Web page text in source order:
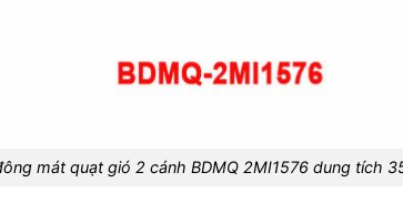
mát quạt gió 2 cánh BDMQ 2MI1576 dung tích